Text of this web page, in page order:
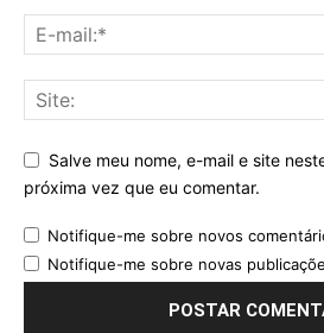
Salve meu nome, e-mail e site
próxima vez que eu comentar.
Notifique-me sobre novos
Notifique-me sobre novas